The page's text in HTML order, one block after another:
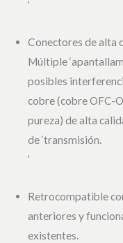
‘
Conectores de alta
Múltiple
posibles
cobre (cobre OFC-
pureza) de alta
de ‘transmisión.
‘
Retrocompatible
anteriores y
existentes.